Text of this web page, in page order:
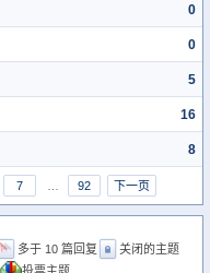
0
0
5
16
8
7 92 下一页
多于 10 篇回复
关闭的主题